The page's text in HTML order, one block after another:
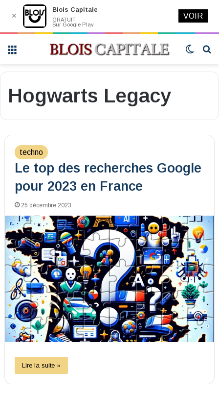
Switch
Hogwarts Legacy
techno
Le top des recherches Google
pour 2023 en France
25 décembre 2023
Lire la suite »
✕
Blois Capitale
GRATUIT
Sur Google Play
VOIR